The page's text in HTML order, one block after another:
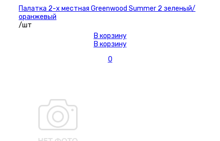
Палатка 2-х местная Greenwood Summer 2 зеленый/
оранжевый
/шт
В корзину
В корзину
0